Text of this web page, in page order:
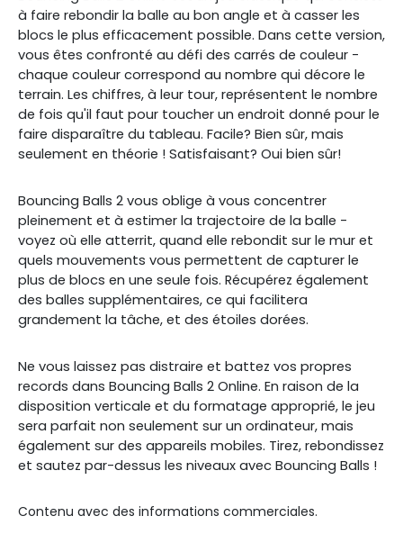
à faire rebondir la balle au bon angle et à casser les
blocs le plus efficacement possible. Dans cette version,
vous êtes confronté au défi des carrés de couleur -
chaque couleur correspond au nombre qui décore le
terrain. Les chiffres, à leur tour, représentent le nombre
de fois qu'il faut pour toucher un endroit donné pour le
faire disparaître du tableau. Facile? Bien sûr, mais
seulement en théorie ! Satisfaisant? Oui bien sûr!
Bouncing Balls 2 vous oblige à vous concentrer
pleinement et à estimer la trajectoire de la balle -
voyez où elle atterrit, quand elle rebondit sur le mur et
quels mouvements vous permettent de capturer le
plus de blocs en une seule fois. Récupérez également
des balles supplémentaires, ce qui facilitera
grandement la tâche, et des étoiles dorées.
Ne vous laissez pas distraire et battez vos propres
records dans Bouncing Balls 2 Online. En raison de la
disposition verticale et du formatage approprié, le jeu
sera parfait non seulement sur un ordinateur, mais
également sur des appareils mobiles. Tirez, rebondissez
et sautez par-dessus les niveaux avec Bouncing Balls !
Contenu avec des informations commerciales.